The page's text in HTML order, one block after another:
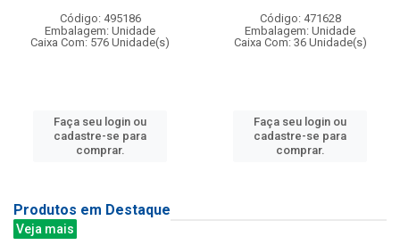
Código: 495186
Embalagem: Unidade
Caixa Com: 576 Unidade(s)
Faça seu login ou
cadastre-se para
comprar.
Código: 471628
Embalagem: Unidade
Caixa Com: 36 Unidade(s)
Faça seu login ou
cadastre-se para
comprar.
Produtos em Destaque
Veja mais